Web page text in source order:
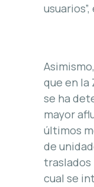
que en la
se ha
mayor
últimos
de
traslados
cual se